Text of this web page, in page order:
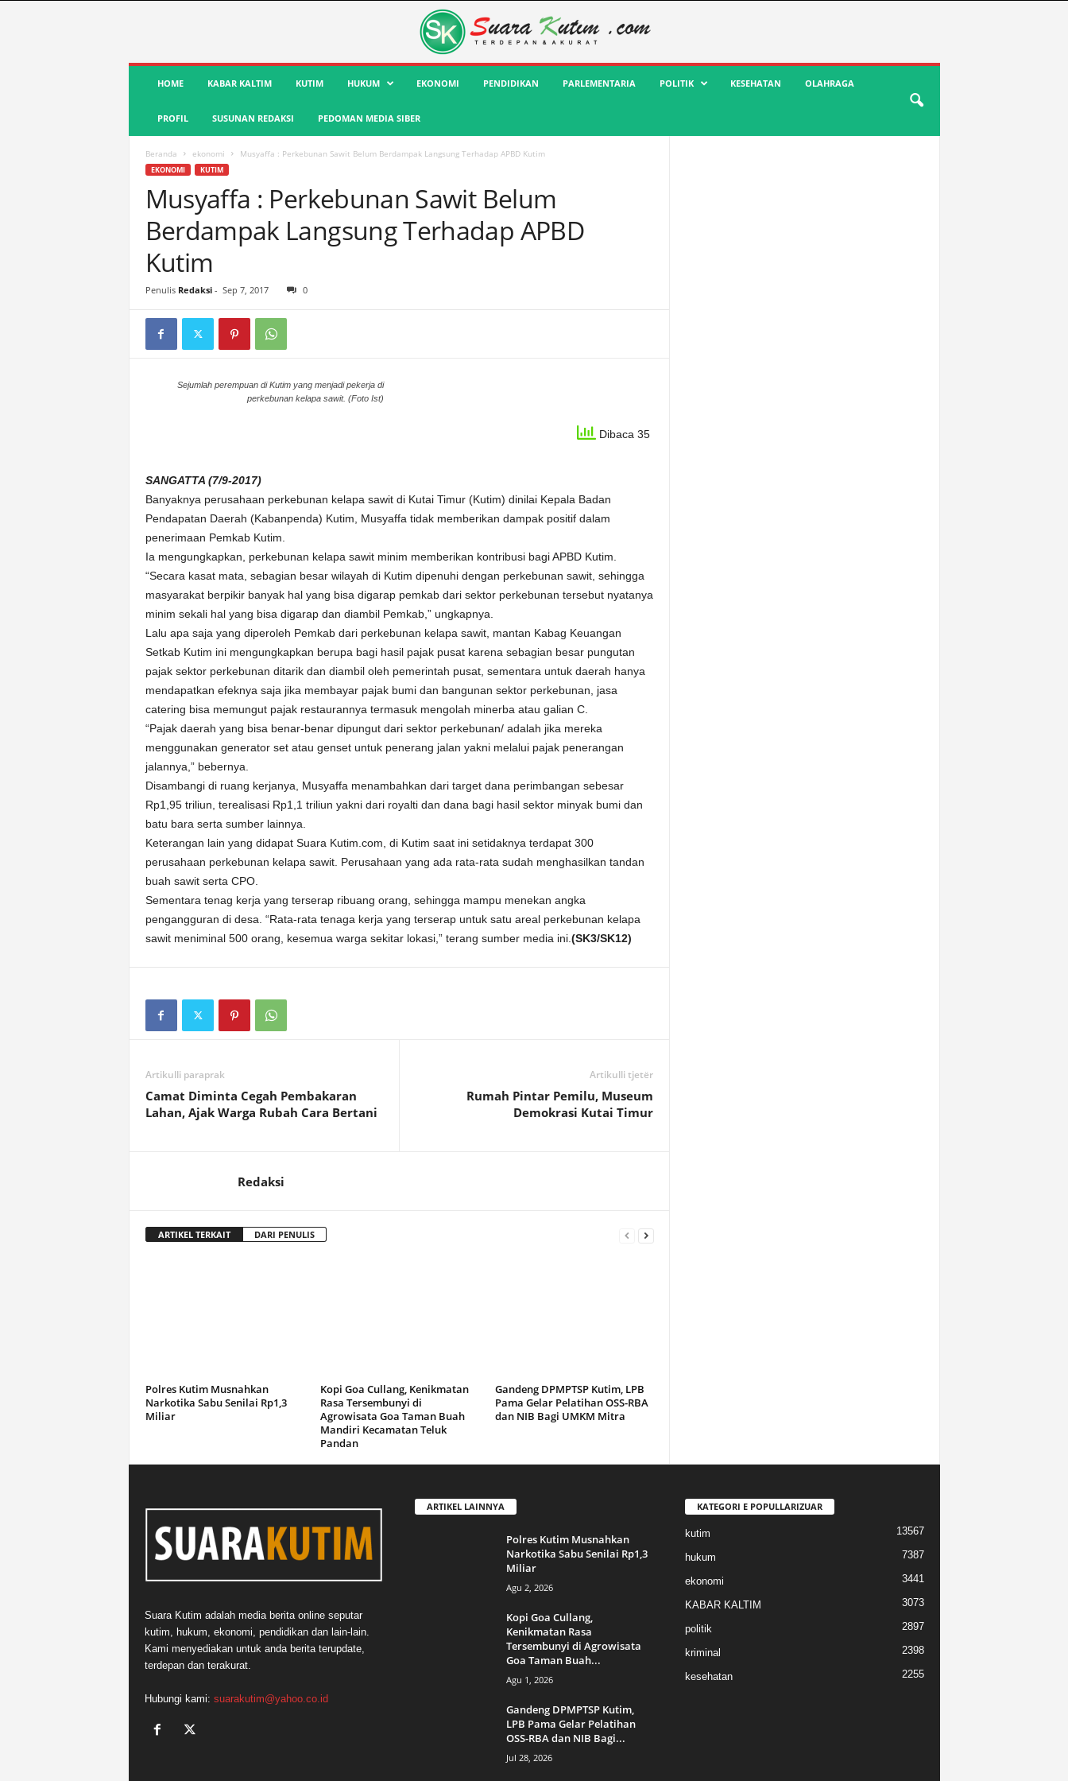
a
HOME KABAR KALTIM KUTIM HUKUM EKONOMI PENDIDIKAN PARLEMENTARIA POLITIK KESEHATAN OLAHRAGA
PROFIL SUSUNAN REDAKSI PEDOMAN MEDIA SIBER
Beranda ekonomi Musyaffa : Perkebunan Sawit Belum Berdampak Langsung Terhadap APBD Kutim
EKONOMI KUTIM
Musyaffa : Perkebunan Sawit Belum
Berdampak Langsung Terhadap APBD
Kutim
Penulis Redaksi- Sep 7, 2017 0
Sejumlah perempuan di Kutim yang menjadi pekerja di
perkebunan kelapa sawit. (Foto Ist)
Dibaca 35
SANGATTA (7/9-2017)
Banyaknya perusahaan perkebunan kelapa sawit di Kutai Timur (Kutim) dinilai Kepala Badan
Pendapatan Daerah (Kabanpenda) Kutim, Musyaffa tidak memberikan dampak positif dalam
penerimaan Pemkab Kutim.
Ia mengungkapkan, perkebunan kelapa sawit minim memberikan kontribusi bagi APBD Kutim.
“Secara kasat mata, sebagian besar wilayah di Kutim dipenuhi dengan perkebunan sawit, sehingga
masyarakat berpikir banyak hal yang bisa digarap pemkab dari sektor perkebunan tersebut nyatanya
minim sekali hal yang bisa digarap dan diambil Pemkab,” ungkapnya.
Lalu apa saja yang diperoleh Pemkab dari perkebunan kelapa sawit, mantan Kabag Keuangan
Setkab Kutim ini mengungkapkan berupa bagi hasil pajak pusat karena sebagian besar pungutan
pajak sektor perkebunan ditarik dan diambil oleh pemerintah pusat, sementara untuk daerah hanya
mendapatkan efeknya saja jika membayar pajak bumi dan bangunan sektor perkebunan, jasa
catering bisa memungut pajak restaurannya termasuk mengolah minerba atau galian C.
“Pajak daerah yang bisa benar-benar dipungut dari sektor perkebunan/ adalah jika mereka
menggunakan generator set atau genset untuk penerang jalan yakni melalui pajak penerangan
jalannya,” bebernya.
Disambangi di ruang kerjanya, Musyaffa menambahkan dari target dana perimbangan sebesar
Rp1,95 triliun, terealisasi Rp1,1 triliun yakni dari royalti dan dana bagi hasil sektor minyak bumi dan
batu bara serta sumber lainnya.
Keterangan lain yang didapat Suara Kutim.com, di Kutim saat ini setidaknya terdapat 300
perusahaan perkebunan kelapa sawit. Perusahaan yang ada rata-rata sudah menghasilkan tandan
buah sawit serta CPO.
Sementara tenag kerja yang terserap ribuang orang, sehingga mampu menekan angka
pengangguran di desa. “Rata-rata tenaga kerja yang terserap untuk satu areal perkebunan kelapa
sawit meniminal 500 orang, kesemua warga sekitar lokasi,” terang sumber media ini. (SK3/SK12)
Artikulli paraprak
Camat Diminta Cegah Pembakaran
Lahan, Ajak Warga Rubah Cara Bertani
Artikulli tjetër
Rumah Pintar Pemilu, Museum
Demokrasi Kutai Timur
Redaksi
ARTIKEL TERKAIT DARI PENULIS
Polres Kutim Musnahkan
Narkotika Sabu Senilai Rp1,3
Miliar
Kopi Goa Cullang, Kenikmatan
Rasa Tersembunyi di
Agrowisata Goa Taman Buah
Mandiri Kecamatan Teluk
Pandan
Gandeng DPMPTSP Kutim, LPB
Pama Gelar Pelatihan OSS-RBA
dan NIB Bagi UMKM Mitra
Suara Kutim adalah media berita online seputar
kutim, hukum, ekonomi, pendidikan dan lain-lain.
Kami menyediakan untuk anda berita terupdate,
terdepan dan terakurat.
Hubungi kami: suarakutim@yahoo.co.id
ARTIKEL LAINNYA
Polres Kutim Musnahkan
Narkotika Sabu Senilai Rp1,3
Miliar
Agu 2, 2026
Kopi Goa Cullang,
Kenikmatan Rasa
Tersembunyi di Agrowisata
Goa Taman Buah...
Agu 1, 2026
Gandeng DPMPTSP Kutim,
LPB Pama Gelar Pelatihan
OSS-RBA dan NIB Bagi...
Jul 28, 2026
KATEGORI E POPULLARIZUAR
kutim 13567
hukum 7387
ekonomi 3441
KABAR KALTIM 3073
politik 2897
kriminal 2398
kesehatan 2255